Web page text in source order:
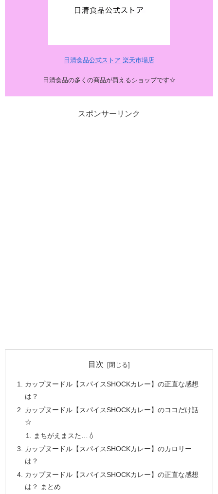
日清食品公式ストア 楽天市場店
日清食品の多くの商品が買えるショップです☆
スポンサーリンク
目次
カップヌードル【スパイスSHOCKカレー】の正直な感想
は？
カップヌードル【スパイスSHOCKカレー】のココだけ話
☆
まちがえまスた…💧
カップヌードル【スパイスSHOCKカレー】のカロリー
は？
カップヌードル【スパイスSHOCKカレー】の正直な感想
は？ まとめ